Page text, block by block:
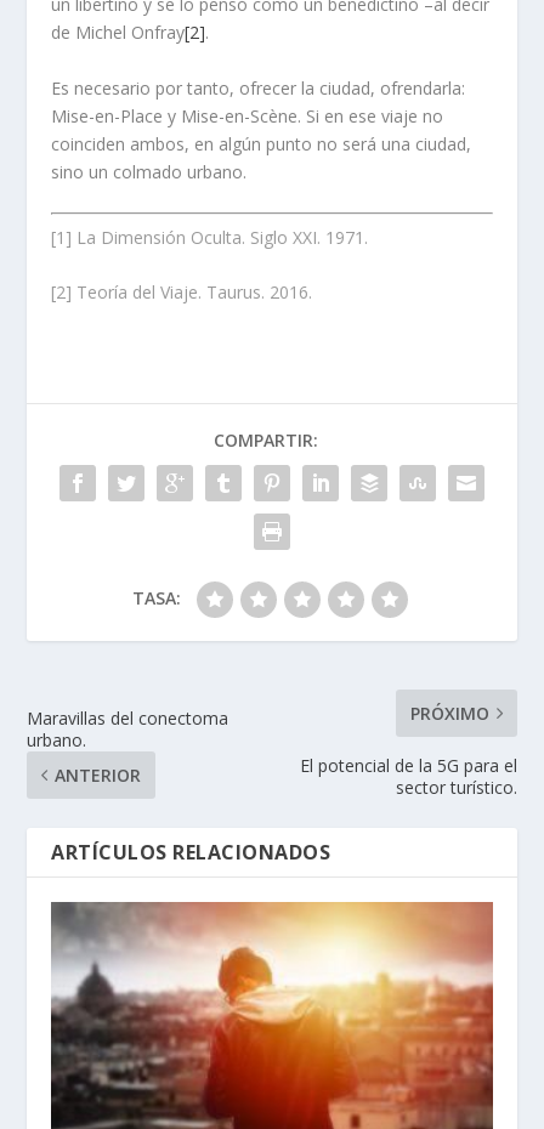
de Michel Onfray[2].
Es necesario por tanto, ofrecer la ciudad, ofrendarla:
Mise-en-Place y Mise-en-Scène. Si en ese viaje no
coinciden ambos, en algún punto no será una ciudad,
sino un colmado urbano.
[1] La Dimensión Oculta. Siglo XXI. 1971.
[2] Teoría del Viaje. Taurus. 2016.
COMPARTIR:
TASA:
Maravillas del conectoma
urbano.
ANTERIOR
PRÓXIMO
El potencial de la 5G para el
sector turístico.
ARTÍCULOS RELACIONADOS